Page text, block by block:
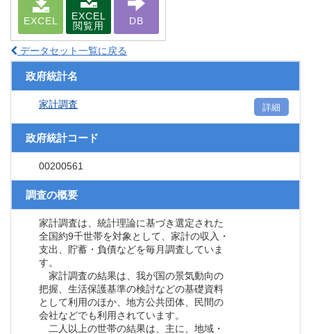
EXCEL
EXCEL
閲覧用
DB
データセット一覧に戻る
政府統計名
家計調査 詳細
政府統計コード
00200561
調査の概要
家計調査は、統計理論に基づき選定された
全国約9千世帯を対象として、家計の収入・
支出、貯蓄・負債などを毎月調査していま
す。
家計調査の結果は、我が国の景気動向の
把握、生活保護基準の検討などの基礎資料
として利用のほか、地方公共団体、民間の
会社などでも利用されています。
二人以上の世帯の結果は、主に、地域・